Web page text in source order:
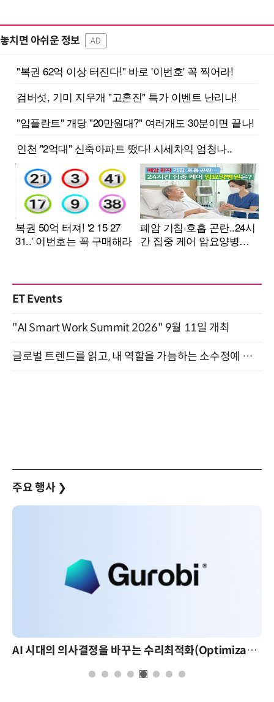
놓치면 아쉬운 정보 AD
ET Events
"AI Smart Work Summit 2026" 9월 11일 개최
글로벌 트렌드를 읽고, 내 역할을 가늠하는 소수정예 실습 워크숍 (8/28)
주요 행사 ❯
AI 시대의 의사결정을 바꾸는 수리최적화(Optimization): 실제 산업 적용 사례와 활용 전략